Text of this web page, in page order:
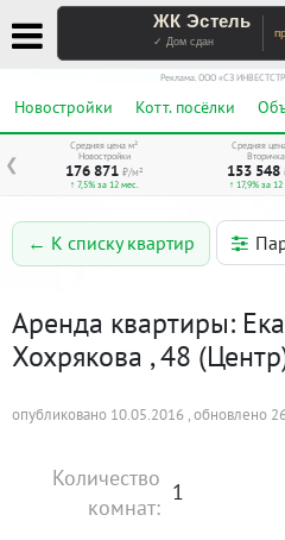
ЖК Эстель
✓ Дом сдан
Реклама. ООО «СЗ
Новостройки Котт. посёлки
❮
Средняя цена м²
Новостройки
176 871 ₽/м²
↑ 7,5% за 12 мес.
Средняя
Вторичка
153 548
↑ 17,9% за
← К списку квартир
Аренда квартиры:
Хохрякова , 48
опубликовано 10.05.2016 , обновлено
Количество
комнат:
1